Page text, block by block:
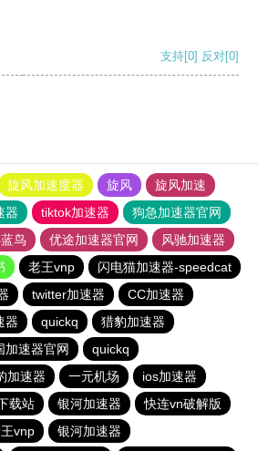
支持[0] 反对[0]
旋风加速度器 旋风
旋风加速
器 tiktok加速器
狗急加速器官网
鸟 优途加速器官网
风驰加速器
老王vnp
闪电猫加速器-speedcat
twitter加速器
CC加速器
器 quickq
猎豹加速器
加速器官网
quickq
加速器 一元机场
ios加速器
载站 银河加速器
快连vn破解版
vnp 银河加速器